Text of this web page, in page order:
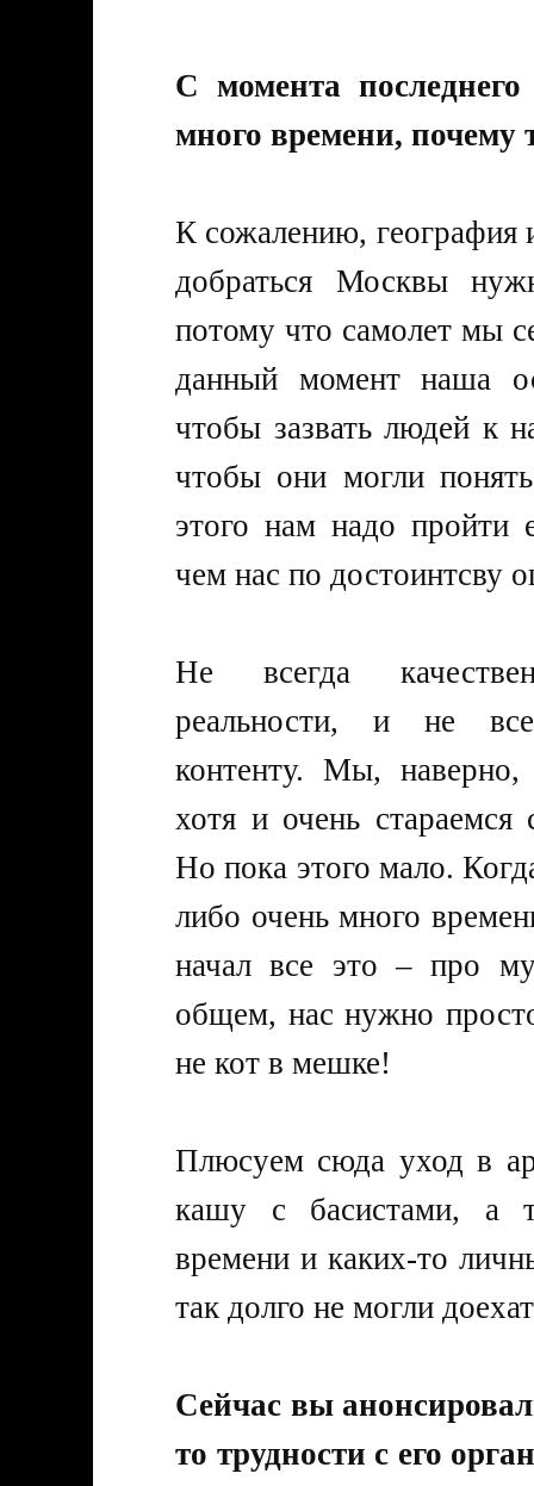
С момента
много времени, почему
К сожалению, география
добраться Москвы
потому что самолет мы
данный момент наша
чтобы зазвать людей к
чтобы они могли
этого нам надо пройти
чем нас по достоинтсву
Не всегда
реальности, и не
контенту. Мы,
хотя и очень стараемся
Но пока этого мало.
либо очень много
начал все это – про
общем, нас нужно
не кот в мешке!
Плюсуем сюда уход в
кашу с басистами, а
времени и каких-то
так долго не могли
Сейчас вы
то трудности с его